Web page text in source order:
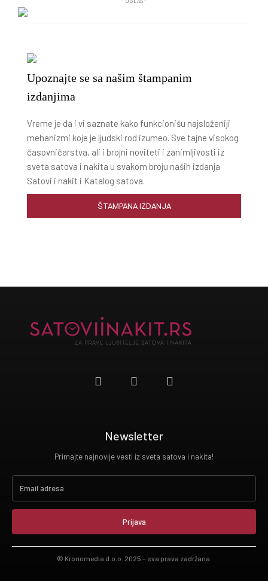
Upoznajte se sa našim štampanim
izdanjima
Vreme je da i vi saznate kako funkcionišu najsloženiji
mehanizmi koje je ljudski rod izumeo. Sve tajne visokog
časovničarstva, ali i brojni noviteti i zanimljivosti iz
sveta satova i nakita u svakom broju naših izdanja
Satovi i nakit i Katalog satova.
ŠTAMPANA IZDANJA
Newsletter
Primajte najnovije vesti iz sveta satova i nakita!
Prijava
© Kronomedia d.o.o. 2025 – sva prava zadržana.